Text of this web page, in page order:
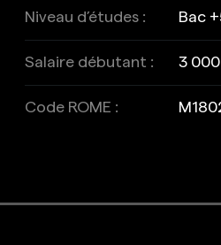
Niveau d’études : Bac
Salaire débutant : 3
Code ROME :